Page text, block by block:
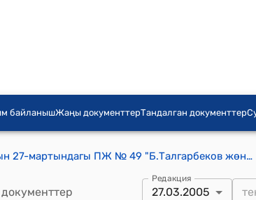
байланышЖаңы документтерТандалган документтер
КР Президентинин 2005-жылдын 27-мартындагы ПЖ № 49 "Б.Талгарбеков жөнүндө" Жарлыгы
Редакция
27.03.2005